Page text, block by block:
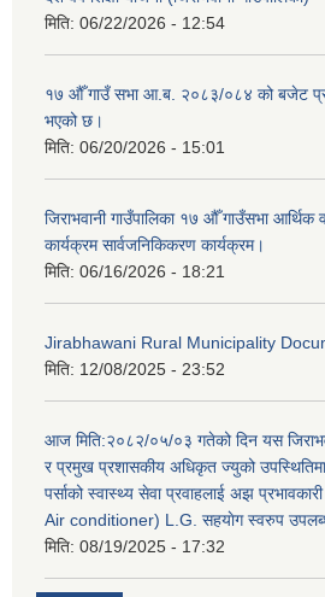
मिति: 06/22/2026 - 12:54
१७ औँ गाउँ सभा आ.ब. २०८३/०८४ को बजेट
भएको छ।
मिति: 06/20/2026 - 15:01
जिराभवानी गाउँपालिका १७ औँ गाउँसभा आर्थिक
कार्यक्रम सार्वजनिकिकरण कार्यक्रम।
मिति: 06/16/2026 - 18:21
Jirabhawani Rural Municipality
मिति: 12/08/2025 - 23:52
आज मिति:२०८२/०५/०३ गतेको दिन यस
र प्रमुख प्रशासकीय अधिकृत ज्युको
पर्साको स्वास्थ्य सेवा प्रवाहलाई अझ
Air conditioner) L.G. सहयाेग स्वरुप
मिति: 08/19/2025 - 17:32